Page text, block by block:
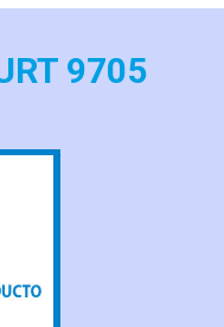
9705